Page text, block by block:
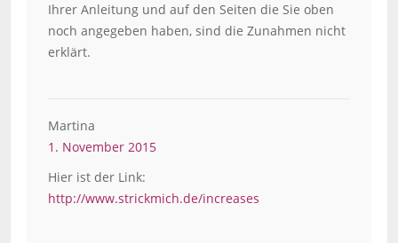
Ihrer Anleitung und auf den Seiten die Sie oben
noch angegeben haben, sind die Zunahmen nicht
erklärt.
Martina
1. November 2015
Hier ist der Link:
http://www.strickmich.de/increases